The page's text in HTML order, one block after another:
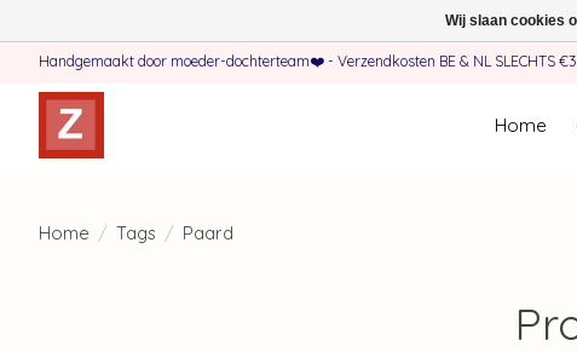
Handgemaakt door moeder-dochterteam❤️ - Verzendkosten BE & NL SLECHTS
Home
Home / Tags / Paard
Wij slaan cookies